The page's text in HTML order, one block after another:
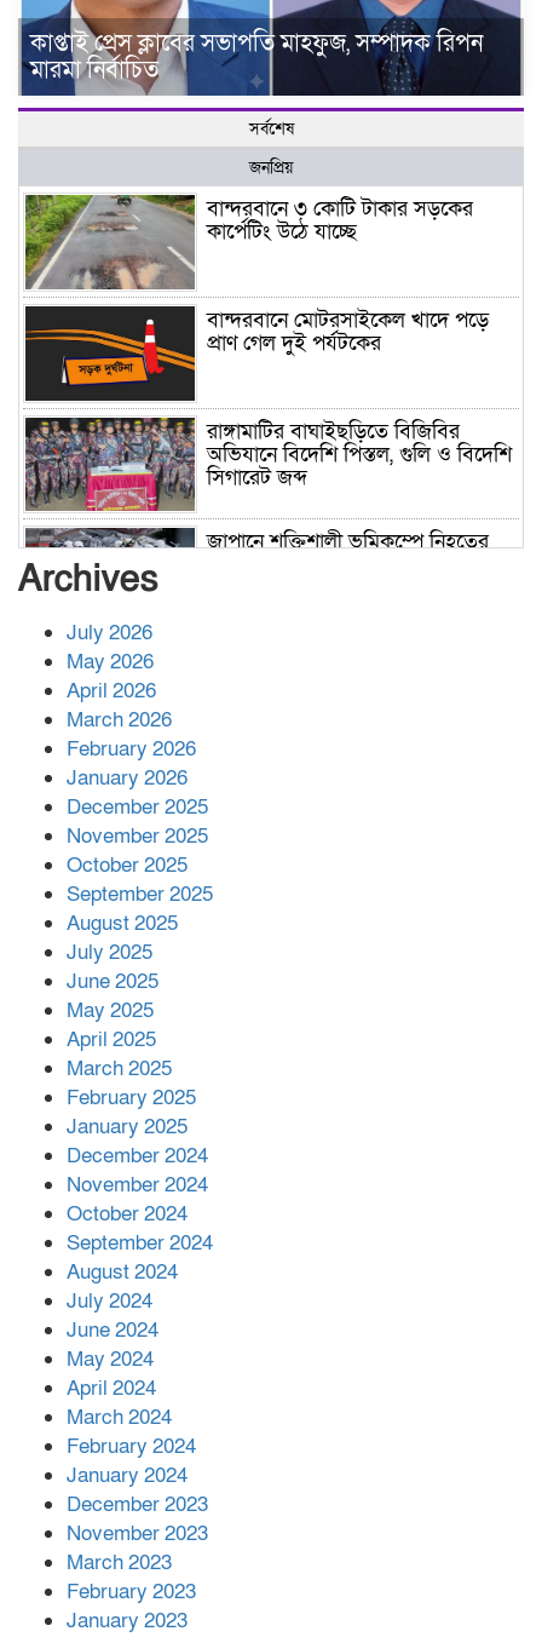
কাপ্তাই প্রেস ক্লাবের সভাপতি মাহফুজ, সম্পাদক রিপন
মারমা নির্বাচিত
সর্বশেষ
জনপ্রিয়
বান্দরবানে ৩ কোটি টাকার সড়কের
কার্পেটিং উঠে যাচ্ছে
বান্দরবানে মোটরসাইকেল খাদে পড়ে
প্রাণ গেল দুই পর্যটকের
রাঙ্গামাটির বাঘাইছড়িতে বিজিবির
অভিযানে বিদেশি পিস্তল, গুলি ও বিদেশি
সিগারেট জব্দ
জাপানে শক্তিশালী ভূমিকম্পে নিহতের
পর ফোন তারেক রহমানের,গ্যাস সঙ্কট
সহায়তা দিলেন সাচিং প্রু জেরী
Archives
July 2026
May 2026
April 2026
March 2026
February 2026
January 2026
December 2025
November 2025
October 2025
September 2025
August 2025
July 2025
June 2025
May 2025
April 2025
March 2025
February 2025
January 2025
December 2024
November 2024
October 2024
September 2024
August 2024
July 2024
June 2024
May 2024
April 2024
March 2024
February 2024
January 2024
December 2023
November 2023
March 2023
February 2023
January 2023